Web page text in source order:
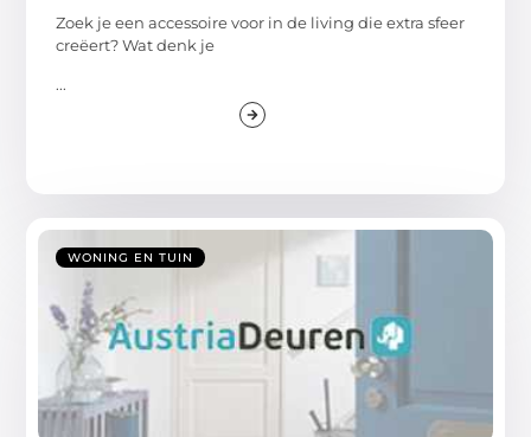
Zoek je een accessoire voor in de living die extra sfeer
creëert? Wat denk je
...
WONING EN TUIN